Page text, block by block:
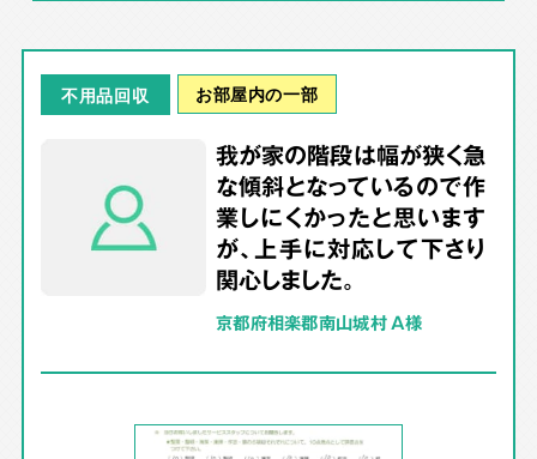
不用品回収 お部屋内の一部
我が家の階段は幅が狭く急
な傾斜となっているので作
業しにくかったと思います
が、上手に対応して下さり
関心しました。
京都府相楽郡南山城村 A様